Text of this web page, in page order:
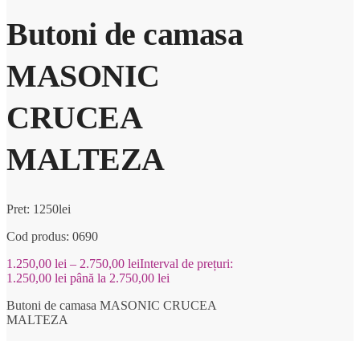
Butoni de camasa
MASONIC
CRUCEA
MALTEZA
Pret: 1250lei
Cod produs: 0690
1.250,00 lei – 2.750,00 leiInterval de prețuri:
1.250,00 lei până la 2.750,00 lei
Butoni de camasa MASONIC CRUCEA
MALTEZA